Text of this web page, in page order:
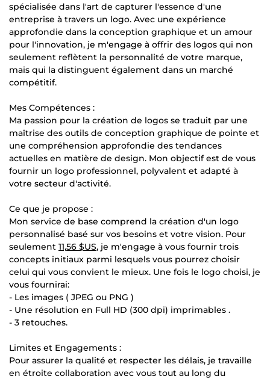
spécialisée dans l'art de capturer l'essence d'une
entreprise à travers un logo. Avec une expérience
approfondie dans la conception graphique et un amour
pour l'innovation, je m'engage à offrir des logos qui non
seulement reflètent la personnalité de votre marque,
mais qui la distinguent également dans un marché
compétitif.
Mes Compétences :
Ma passion pour la création de logos se traduit par une
maîtrise des outils de conception graphique de pointe et
une compréhension approfondie des tendances
actuelles en matière de design. Mon objectif est de vous
fournir un logo professionnel, polyvalent et adapté à
votre secteur d'activité.
Ce que je propose :
Mon service de base comprend la création d'un logo
personnalisé basé sur vos besoins et votre vision. Pour
seulement 11,56 $US, je m'engage à vous fournir trois
concepts initiaux parmi lesquels vous pourrez choisir
celui qui vous convient le mieux. Une fois le logo choisi, je
vous fournirai:
- Les images ( JPEG ou PNG )
- Une résolution en Full HD (300 dpi) imprimables .
- 3 retouches.
Limites et Engagements :
Pour assurer la qualité et respecter les délais, je travaille
en étroite collaboration avec vous tout au long du